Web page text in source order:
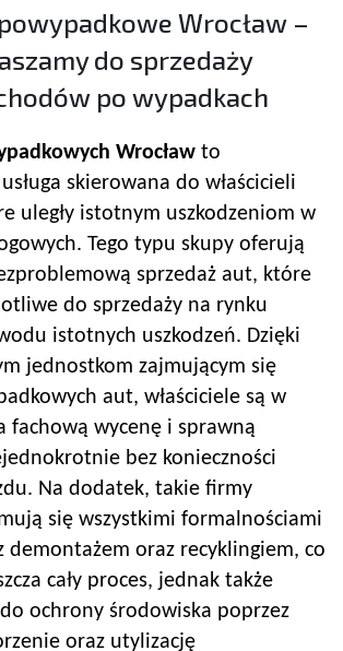
Wrocław –
do sprzedaży
po wypadkach
Wrocław to
skierowana do właścicieli
uległy istotnym uszkodzeniom w
Tego typu skupy oferują
sprzedaż aut, które
do sprzedaży na rynku
istotnych uszkodzeń. Dzięki
jednostkom zajmującym się
aut, właściciele są w
fachową wycenę i sprawną
bez konieczności
Na dodatek, takie firmy
się wszystkimi formalnościami
demontażem oraz recyklingiem, co
cały proces, jednak także
ochrony środowiska poprzez
oraz utylizację